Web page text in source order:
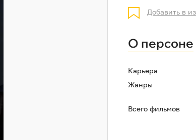
Добавить в
О персоне
Карьера
Жанры
Всего фильмов